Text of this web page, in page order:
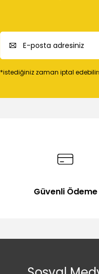
*istediğiniz zaman iptal
Güvenli Ödeme